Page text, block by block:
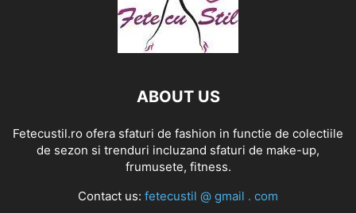
ABOUT US
Fetecustil.ro ofera sfaturi de fashion in functie de colectiile
de sezon si trenduri incluzand sfaturi de make-up,
frumusete, fitness.
Contact us: fetecustil @ gmail . com